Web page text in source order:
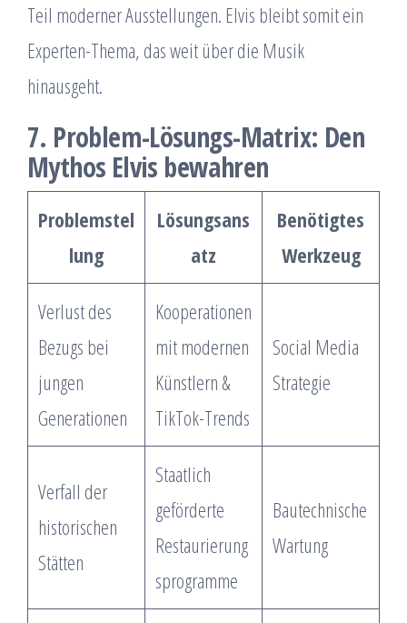
Teil moderner Ausstellungen. Elvis bleibt somit ein
Experten-Thema, das weit über die Musik
hinausgeht.
7. Problem-Lösungs-Matrix: Den
Mythos Elvis bewahren
Problemstel
lung
Lösungsans
atz
Benötigtes
Werkzeug
Verlust des
Bezugs bei
jungen
Generationen
Kooperationen
mit modernen
Künstlern &
TikTok-Trends
Social Media
Strategie
Verfall der
historischen
Stätten
Staatlich
geförderte
Restaurierung
sprogramme
Bautechnische
Wartung